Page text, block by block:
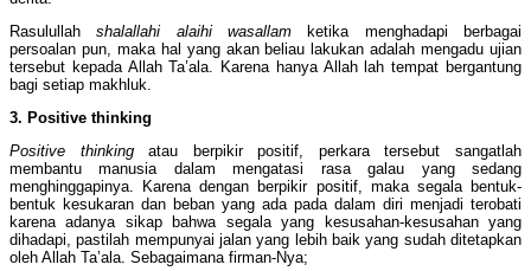
Rasulullahshalallahi alaihi wasallam ketika menghadapi berbagai
persoalan pun, maka hal yang akan beliau lakukan adalah mengadu ujian
tersebut kepada Allah Ta’ala. Karena hanya Allah lah tempat bergantung
bagi setiap makhluk.
3. Positive thinking
Positive thinkingatau berpikir positif, perkara tersebut sangatlah
membantu manusia dalam mengatasi rasa galau yang sedang
menghinggapinya. Karena dengan berpikir positif, maka segala bentuk-
bentuk kesukaran dan beban yang ada pada dalam diri menjadi terobati
karena adanya sikap bahwa segala yang kesusahan-kesusahan yang
dihadapi, pastilah mempunyai jalan yang lebih baik yang sudah ditetapkan
oleh Allah Ta’ala. Sebagaimana firman-Nya;